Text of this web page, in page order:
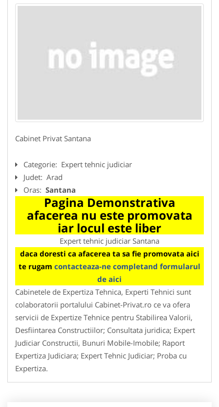
Cabinet Privat Santana
Categorie: Expert tehnic judiciar
Judet: Arad
Oras: Santana
Pagina Demonstrativa
afacerea nu este promovata
iar locul este liber
Expert tehnic judiciar Santana
daca doresti ca afacerea ta sa fie promovata aici
te rugam contacteaza-ne completand formularul
de aici
Cabinetele de Expertiza Tehnica, Experti Tehnici sunt
colaboratorii portalului Cabinet-Privat.ro ce va ofera
servicii de Expertize Tehnice pentru Stabilirea Valorii,
Desfiintarea Constructiilor; Consultata juridica; Expert
Judiciar Constructii, Bunuri Mobile-Imobile; Raport
Expertiza Judiciara; Expert Tehnic Judiciar; Proba cu
Expertiza.